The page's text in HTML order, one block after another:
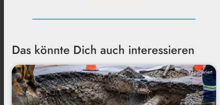
Das könnte Dich auch interessieren
KI-generiert